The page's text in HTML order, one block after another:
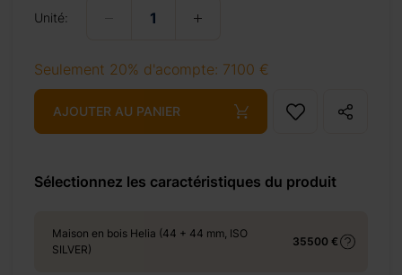
Unité:
Seulement 20% d'acompte: 7100 €
AJOUTER AU PANIER
Sélectionnez les caractéristiques du produit
Maison en bois Helia (44 + 44 mm, ISO
SILVER)
35500 €
les vacances